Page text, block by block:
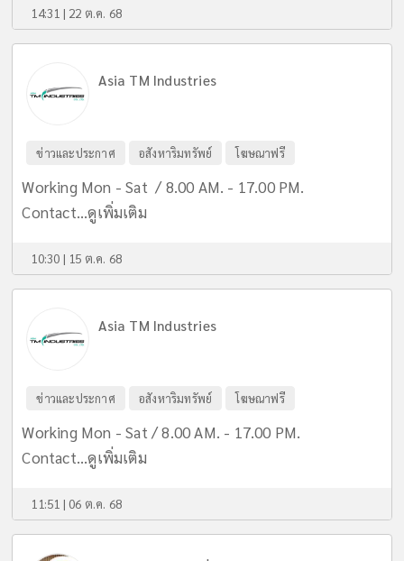
14:31 | 22 ต.ค. 68
Asia TM Industries
ข่าวและประกาศ อสังหาริมทรัพย์ โฆษณาฟรี
Working Mon - Sat / 8.00 AM. - 17.00 PM.
Contact...ดูเพิ่มเติม
10:30 | 15 ต.ค. 68
Asia TM Industries
ข่าวและประกาศ อสังหาริมทรัพย์ โฆษณาฟรี
Working Mon - Sat / 8.00 AM. - 17.00 PM.
Contact...ดูเพิ่มเติม
11:51 | 06 ต.ค. 68